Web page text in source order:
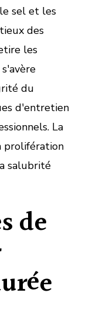
sel et les
des
les
du
d'entretien
La
prolifération
salubrité
de